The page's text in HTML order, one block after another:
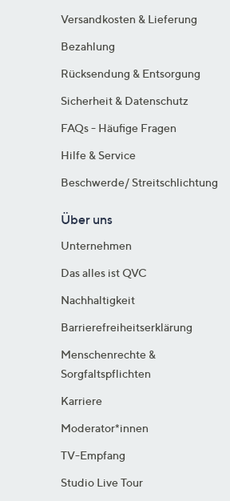
Versandkosten & Lieferung
Bezahlung
Rücksendung & Entsorgung
Sicherheit & Datenschutz
FAQs - Häufige Fragen
Hilfe & Service
Beschwerde/ Streitschlichtung
Über uns
Unternehmen
Das alles ist QVC
Nachhaltigkeit
Barrierefreiheitserklärung
Menschenrechte &
Sorgfaltspflichten
Karriere
Moderator*innen
TV-Empfang
Studio Live Tour